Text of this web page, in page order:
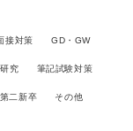
接対策 GD・GW
究 筆記試験対策
第二新卒 その他